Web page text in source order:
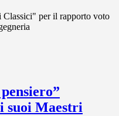
per il rapporto voto
suoi Maestri